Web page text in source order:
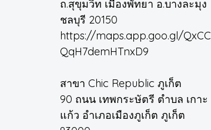
ถ.สุขุมวิท เมืองพัทยา อ.บางละมุง
ชลบุรี 20150
https://maps.app.goo.gl/QxCC
QqH7demHTnxD9
สาขา Chic Republic ภูเก็ต
90 ถนน เทพกระษัตรี ตำบล เกาะ
แก้ว อำเภอเมืองภูเก็ต ภูเก็ต